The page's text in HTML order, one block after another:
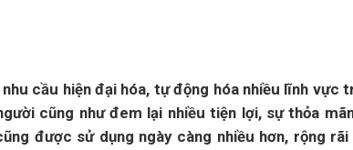
cầu hiện đại hóa, tự động hóa nhiều lĩnh vực
cũng như đem lại nhiều tiện lợi, sự thỏa
được sử dụng ngày càng nhiều hơn, rộng